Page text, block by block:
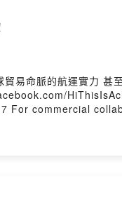
易命脈的航運實力 甚